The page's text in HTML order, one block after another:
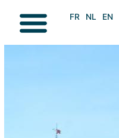
FR NL EN